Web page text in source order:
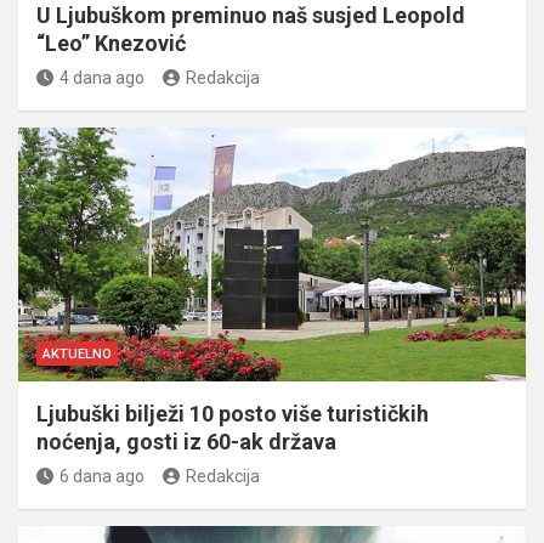
U Ljubuškom preminuo naš susjed Leopold
“Leo” Knezović
4 dana ago Redakcija
AKTUELNO
Ljubuški bilježi 10 posto više turističkih
noćenja, gosti iz 60-ak država
6 dana ago Redakcija